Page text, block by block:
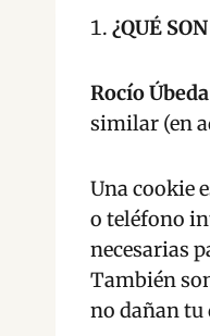
¿QUÉ
Rocío
similar (en
Una cookie
o teléfono
necesarias
También
no dañan